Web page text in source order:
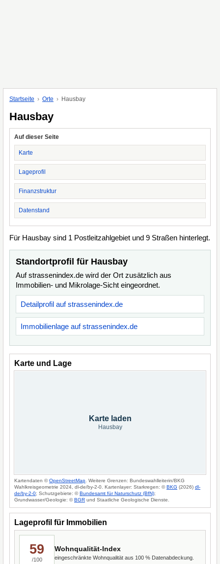
Startseite Orte Hausbay
Hausbay
Auf dieser Seite
Karte
Lageprofil
Finanzstruktur
Datenstand
Für Hausbay sind 1 Postleitzahlgebiet und 9 Straßen hinterlegt.
Standortprofil für Hausbay
Auf strassenindex.de wird der Ort zusätzlich aus
Immobilien- und Mikrolage-Sicht eingeordnet.
Detailprofil auf strassenindex.de
Immobilienlage auf strassenindex.de
Karte und Lage
Karte laden
Hausbay
Kartendaten ©OpenStreetMap . Weitere Grenzen: Bundeswahlleiterin/BKG
Wahlkreisgeometrie 2024, dl-de/by-2-0. Kartenlayer: Starkregen: ©BKG (2026) dl-
de/by-2-0; Schutzgebiete: ©Bundesamt für Naturschutz (BfN);
Grundwasser/Geologie: ©BGR und Staatliche Geologische Dienste.
Lageprofil für Immobilien
59
/100
Wohnqualität-Index
eingeschränkte Wohnqualität aus 100 % Datenabdeckung.